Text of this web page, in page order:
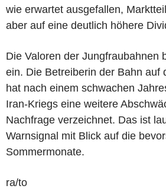
wie erwartet ausgefallen,
aber auf eine deutlich höhere
Die Valoren der Jungfraubahnen
ein. Die Betreiberin der Bahn auf
hat nach einem schwachen
Iran-Kriegs eine weitere
Nachfrage verzeichnet. Das ist
Warnsignal mit Blick auf die
Sommermonate.
ra/to